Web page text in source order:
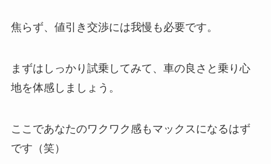
焦らず、値引き交渉には我慢も必要です。
まずはしっかり試乗してみて、車の良さと乗り心
地を体感しましょう。
ここであなたのワクワク感もマックスになるはず
です（笑）